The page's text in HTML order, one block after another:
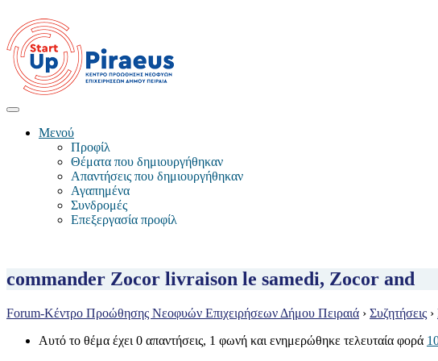
Μενού
Προφίλ
Θέματα που δημιουργήθηκαν
Απαντήσεις που δημιουργήθηκαν
Αγαπημένα
Συνδρομές
Επεξεργασία προφίλ
commander Zocor livraison le samedi, Zocor and
Forum-Κέντρο Προώθησης Νεοφυών Επιχειρήσεων Δήμου Πειραιά › Συζητήσεις ›
Αυτό το θέμα έχει 0 απαντήσεις, 1 φωνή και ενημερώθηκε τελευταία φορά